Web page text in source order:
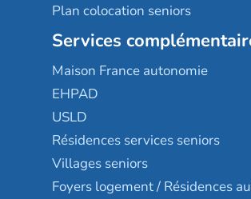
Plan colocation seniors
Services
Maison France autonomie
EHPAD
USLD
Résidences services seniors
Villages seniors
Foyers logement / Résidences